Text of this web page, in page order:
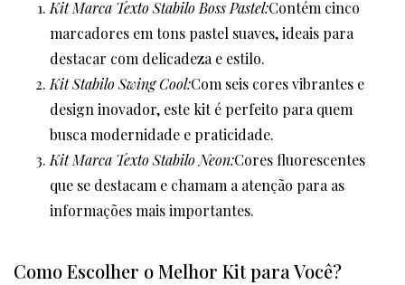
Kit Marca Texto Stabilo Boss Pastel:Contém cinco
marcadores em tons pastel suaves, ideais para
destacar com delicadeza e estilo.
Kit Stabilo Swing Cool:Com seis cores vibrantes e
design inovador, este kit é perfeito para quem
busca modernidade e praticidade.
Kit Marca Texto Stabilo Neon:Cores fluorescentes
que se destacam e chamam a atenção para as
informações mais importantes.
Como Escolher o Melhor Kit para Você?